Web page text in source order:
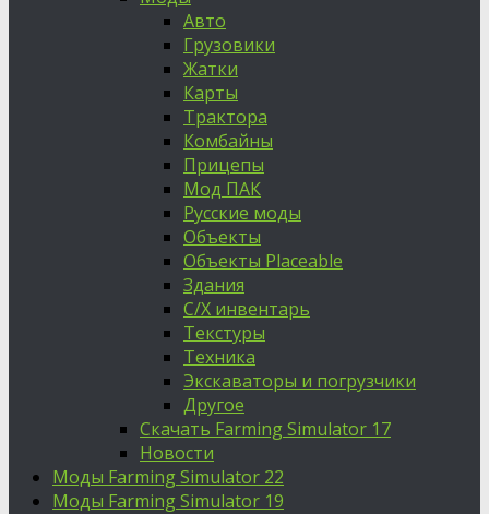
Авто
Грузовики
Жатки
Карты
Трактора
Комбайны
Прицепы
Мод ПАК
Русские моды
Объекты
Объекты Placeable
Здания
С/Х инвентарь
Текстуры
Техника
Экскаваторы и погрузчики
Другое
Скачать Farming Simulator 17
Новости
Моды Farming Simulator 22
Моды Farming Simulator 19